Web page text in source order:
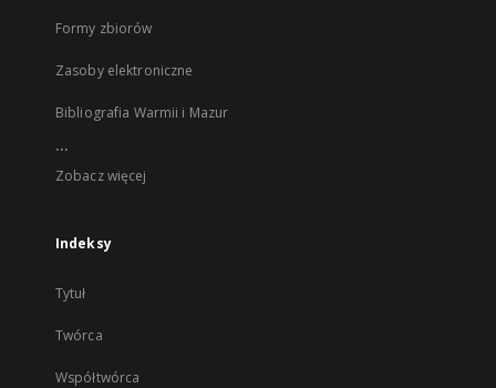
Formy zbiorów
Zasoby elektroniczne
Bibliografia Warmii i Mazur
...
Zobacz więcej
Indeksy
Tytuł
Twórca
Współtwórca